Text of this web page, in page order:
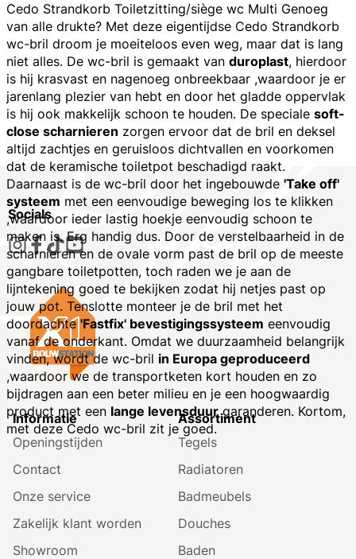
Cedo Strandkorb Toiletzitting/siège wc Multi Genoeg
van alle drukte? Met deze eigentijdse Cedo Strandkorb
wc-bril droom je moeiteloos even weg, maar dat is lang
niet alles. De wc-bril is gemaakt van duroplast, hierdoor
is hij krasvast en nagenoeg onbreekbaar ,waardoor je er
jarenlang plezier van hebt en door het gladde oppervlak
is hij ook makkelijk schoon te houden. De speciale soft-
close scharnieren zorgen ervoor dat de bril en deksel
altijd zachtjes en geruisloos dichtvallen en voorkomen
dat de keramische toiletpot beschadigd raakt.
Daarnaast is de wc-bril door het ingebouwde 'Take off'
systeem met een eenvoudige beweging los te klikken
,waardoor ieder lastig hoekje eenvoudig schoon te
maken is. Erg handig dus. Door de verstelbaarheid in de
scharnieren en de ovale vorm past de bril op de meeste
gangbare toiletpotten, toch raden we je aan de
lijntekening goed te bekijken zodat hij netjes past op
jouw pot. Tenslotte monteer je de bril met het
doordachte 'Fastfix' bevestigingssysteem eenvoudig
vanaf de onderkant. Omdat we duurzaamheid belangrijk
vinden, wordt de wc-bril in Europa geproduceerd
,waardoor we de transportketen kort houden en zo
bijdragen aan een beter milieu en je een hoogwaardig
product met een lange levensduurgaranderen. Kortom,
met deze Cedo wc-bril zit je goed.
Socials
Informatie
Openingstijden
Contact
Onze service
Zakelijk klant worden
Showroom
Assortiment
Tegels
Radiatoren
Badmeubels
Douches
Baden